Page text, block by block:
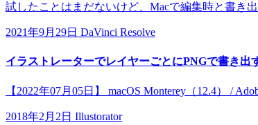
試したことはまだないけど、Macで編集時と書き
2021年9月29日 DaVinci Resolve
イラストレーターでレイヤーごとにPNGで書き出
【2022年07月05日】 macOS Monterey（12.4） /
2018年2月2日 Illustorator